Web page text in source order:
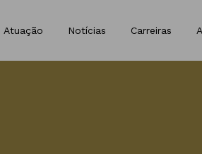
Atuação Notícias Carreiras